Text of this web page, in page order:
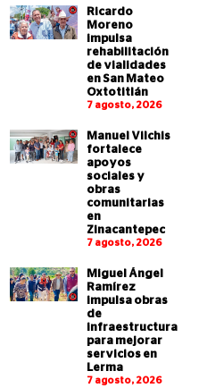
Ricardo
Moreno
impulsa
rehabilitación
de vialidades
en San Mateo
Oxtotitlán
7 agosto, 2026
Manuel Vilchis
fortalece
apoyos
sociales y
obras
comunitarias
en
Zinacantepec
7 agosto, 2026
Miguel Ángel
Ramírez
impulsa obras
de
infraestructura
para mejorar
servicios en
Lerma
7 agosto, 2026